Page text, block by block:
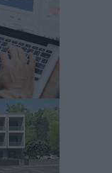
6 περιοχές
αέρα» τους